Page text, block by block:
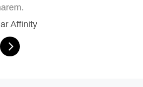
Affinity